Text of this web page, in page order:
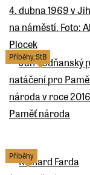
Příběhy,StB
Příběhy